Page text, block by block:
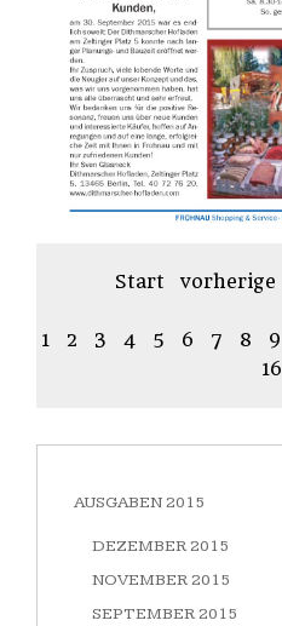
Start vorherige
1 2 3 4 5 6 7 8 9
16
AUSGABEN 2015
DEZEMBER 2015
NOVEMBER 2015
SEPTEMBER 2015